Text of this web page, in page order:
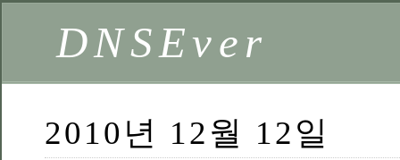
DNSEver
2010년 12월 12일